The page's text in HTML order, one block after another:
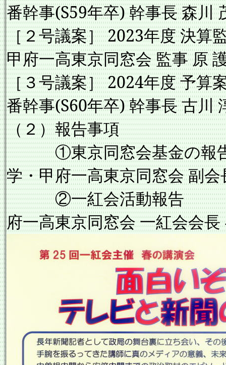
番幹事(S59年卒) 幹事長 森川
［２号議案］ 2023年度
甲府一高東京同窓会 監事 原
［３号議案］ 2024
番幹事(S60年卒) 幹事長 古川
（２）報告事項
①東京同窓会基
学・甲府一高東京同窓会 副
②一紅会活動報
府一高東京同窓会 一紅会会長